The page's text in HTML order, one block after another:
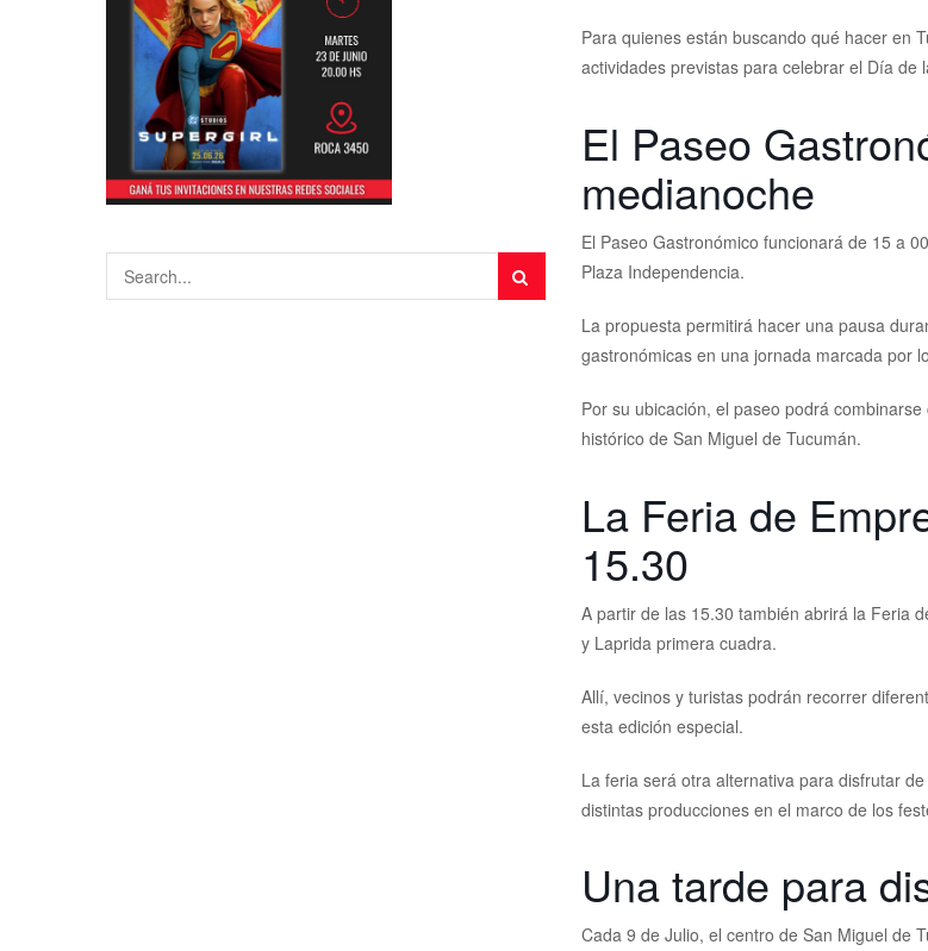
Para quienes están buscando qué hacer en
actividades previstas para celebrar el Día
El Paseo
medianoche
El Paseo Gastronómico funcionará de 15 a
Plaza Independencia.
La propuesta permitirá hacer una pausa
gastronómicas en una jornada marcada por
Por su ubicación, el paseo podrá
histórico de San Miguel de Tucumán.
La Feria de
15.30
A partir de las 15.30 también abrirá la Feria
y Laprida primera cuadra.
Allí, vecinos y turistas podrán recorrer
esta edición especial.
La feria será otra alternativa para disfrutar
distintas producciones en el marco de los
Una tarde para
Cada 9 de Julio, el centro de San Miguel de